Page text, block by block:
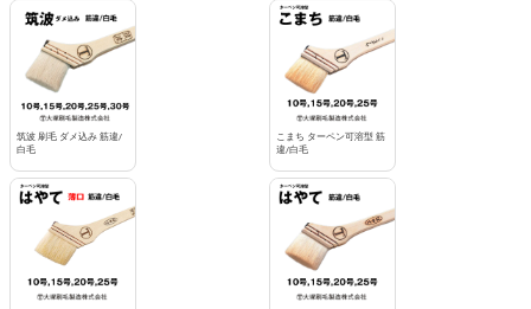
筑波 刷毛 ダメ込み 筋違/
白毛
こまち ターペン可溶型 筋
違/白毛